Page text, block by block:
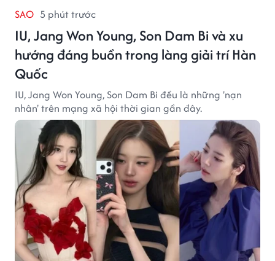
SAO 5 phút trước
IU, Jang Won Young, Son Dam Bi và xu
hướng đáng buồn trong làng giải trí Hàn
Quốc
IU, Jang Won Young, Son Dam Bi đều là những 'nạn
nhân' trên mạng xã hội thời gian gần đây.